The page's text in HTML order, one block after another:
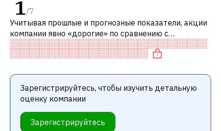
1/7
Учитывая прошлые и прогнозные показатели, акции
компании явно «дорогие» по сравнению с
аналогичными компаниями.
Зарегистрируйтесь, чтобы изучить детальную
оценку компании
Зарегистрируйтесь